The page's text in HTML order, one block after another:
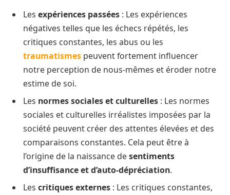
Les expériences passées : Les expériences
négatives telles que les échecs répétés, les
critiques constantes, les abus ou les
traumatismes peuvent fortement influencer
notre perception de nous-mêmes et éroder notre
estime de soi.
Les normes sociales et culturelles : Les normes
sociales et culturelles irréalistes imposées par la
société peuvent créer des attentes élevées et des
comparaisons constantes. Cela peut être à
l’origine de la naissance desentiments
d’insuffisance et d’auto-dépréciation.
Les critiques externes : Les critiques constantes,